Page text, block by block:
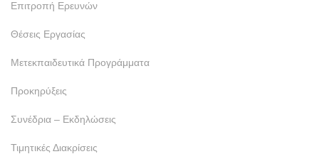
Επιτροπή Ερευνών
Θέσεις Εργασίας
Μετεκπαιδευτικά Προγράμματα
Προκηρύξεις
Συνέδρια – Εκδηλώσεις
Τιμητικές Διακρίσεις